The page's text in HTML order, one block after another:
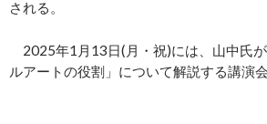
される。
2025年1月13日(月・祝)には、山中氏
ルアートの役割」について解説する講演